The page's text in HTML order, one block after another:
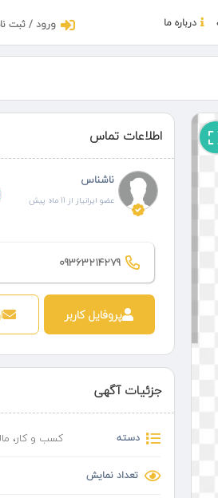
ورود / ثبت درباره ما
اطلاعات تماس
ناشناس
عضو ایرانیاز از 11 ماه پیش
09363214279
پروفایل کاربر
جزئیات آگهی
دسته کسب و کار،
تعداد نمایش